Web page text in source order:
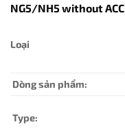
NG5/NH5 without ACC
Loại
Dòng sản phẩm:
Type: